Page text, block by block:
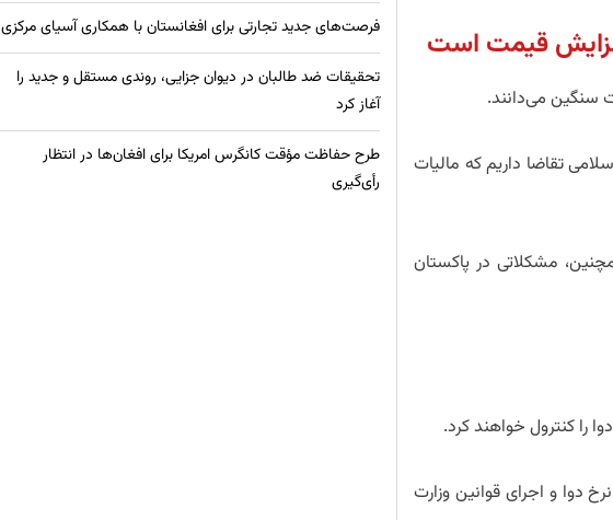
قیمت است
سنگین می‌دانند.
تقاضا داریم که مالیات
مشکلاتی در پاکستان
را کنترول خواهند کرد.
دوا و اجرای قوانین وزارت
فرصت‌های جدید تجارتی برای افغانستان با همکاری آسیای مرکزی
تحقیقات ضد طالبان در دیوان جزایی، روندی مستقل و جدید را
آغاز کرد
طرح حفاظت مؤقت کانگرس امریکا برای افغان‌ها در انتظار
رأی‌گیری